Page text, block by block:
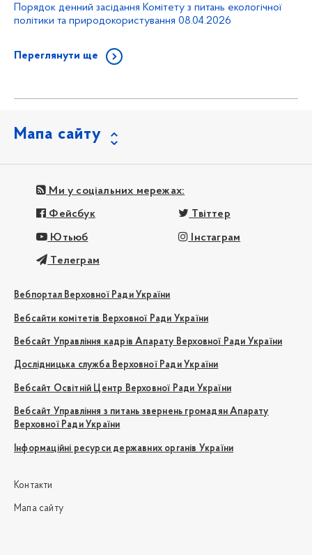
Порядок денний засідання Комітету з питань екологічної
політики та природокористування 08.04.2026
Переглянути ще
Мапа сайту
Ми у соціальних мережах:
Фейсбук Твіттер
Ютьюб Інстаграм
Телеграм
Вебпортал Верховної Ради України
Вебсайти комітетів Верховної Ради України
Вебсайт Управління кадрів Апарату Верховної Ради України
Дослідницька служба Верховної Ради України
Вебсайт Освітній Центр Верховної Ради України
Вебсайт Управління з питань звернень громадян Апарату
Верховної Ради України
Інформаційні ресурси державних органів України
Контакти
Мапа сайту